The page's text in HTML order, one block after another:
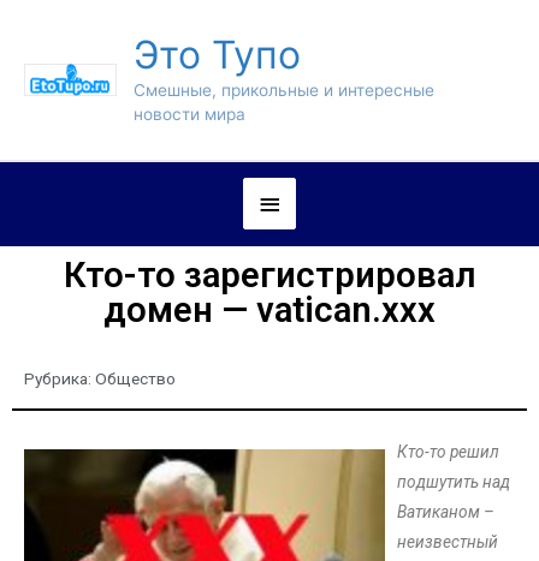
Это Тупо
Смешные, прикольные и интересные
новости мира
Кто-то зарегистрировал
домен — vatican.xxx
Рубрика: Общество
Кто-то решил
подшутить над
Ватиканом –
неизвестный